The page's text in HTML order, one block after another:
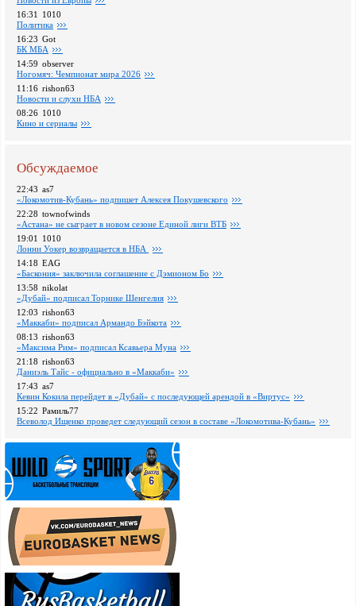
16:31
1010
Политика
16:23 Got
БК МБА
14:59 observer
Ногомяч: Чемпионат мира 2026
11:16 rishon63
Новости и слухи НБА
08:26 1010
Кино и сериалы
Обсуждаемое
22:43 as7
«Локомотив-Кубань» подпишет Алексея Покушевского
22:28 townofwinds
«Астана» не сыграет в новом сезоне Единой лиги ВТБ
19:01
1010
Лонни Уокер возвращается в НБА
14:18 EAG
«Баскония» заключила соглашение с Дэмионом Бо
13:58 nikolat
«Дубай» подписал Торнике Шенгелия
12:03 rishon63
«Маккаби» подписал Армандо Бэйкота
08:13 rishon63
«Максима Рим» подписал Ксавьера Муна
21:18 rishon63
Даниэль Тайс - официально в «Маккаби»
17:43 as7
Кевин Кокила перейдет в «Дубай» с последующей арендой в «Виртус»
15:22 Рамиль77
Всеволод Ищенко проведет следующий сезон в составе «Локомотива-Кубань»